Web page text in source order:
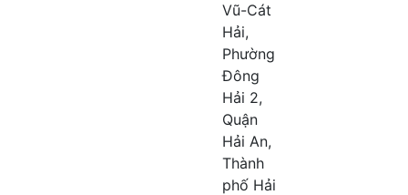
Vũ-Cát
Hải,
Phường
Đông
Hải 2,
Quận
Hải An,
Thành
phố Hải